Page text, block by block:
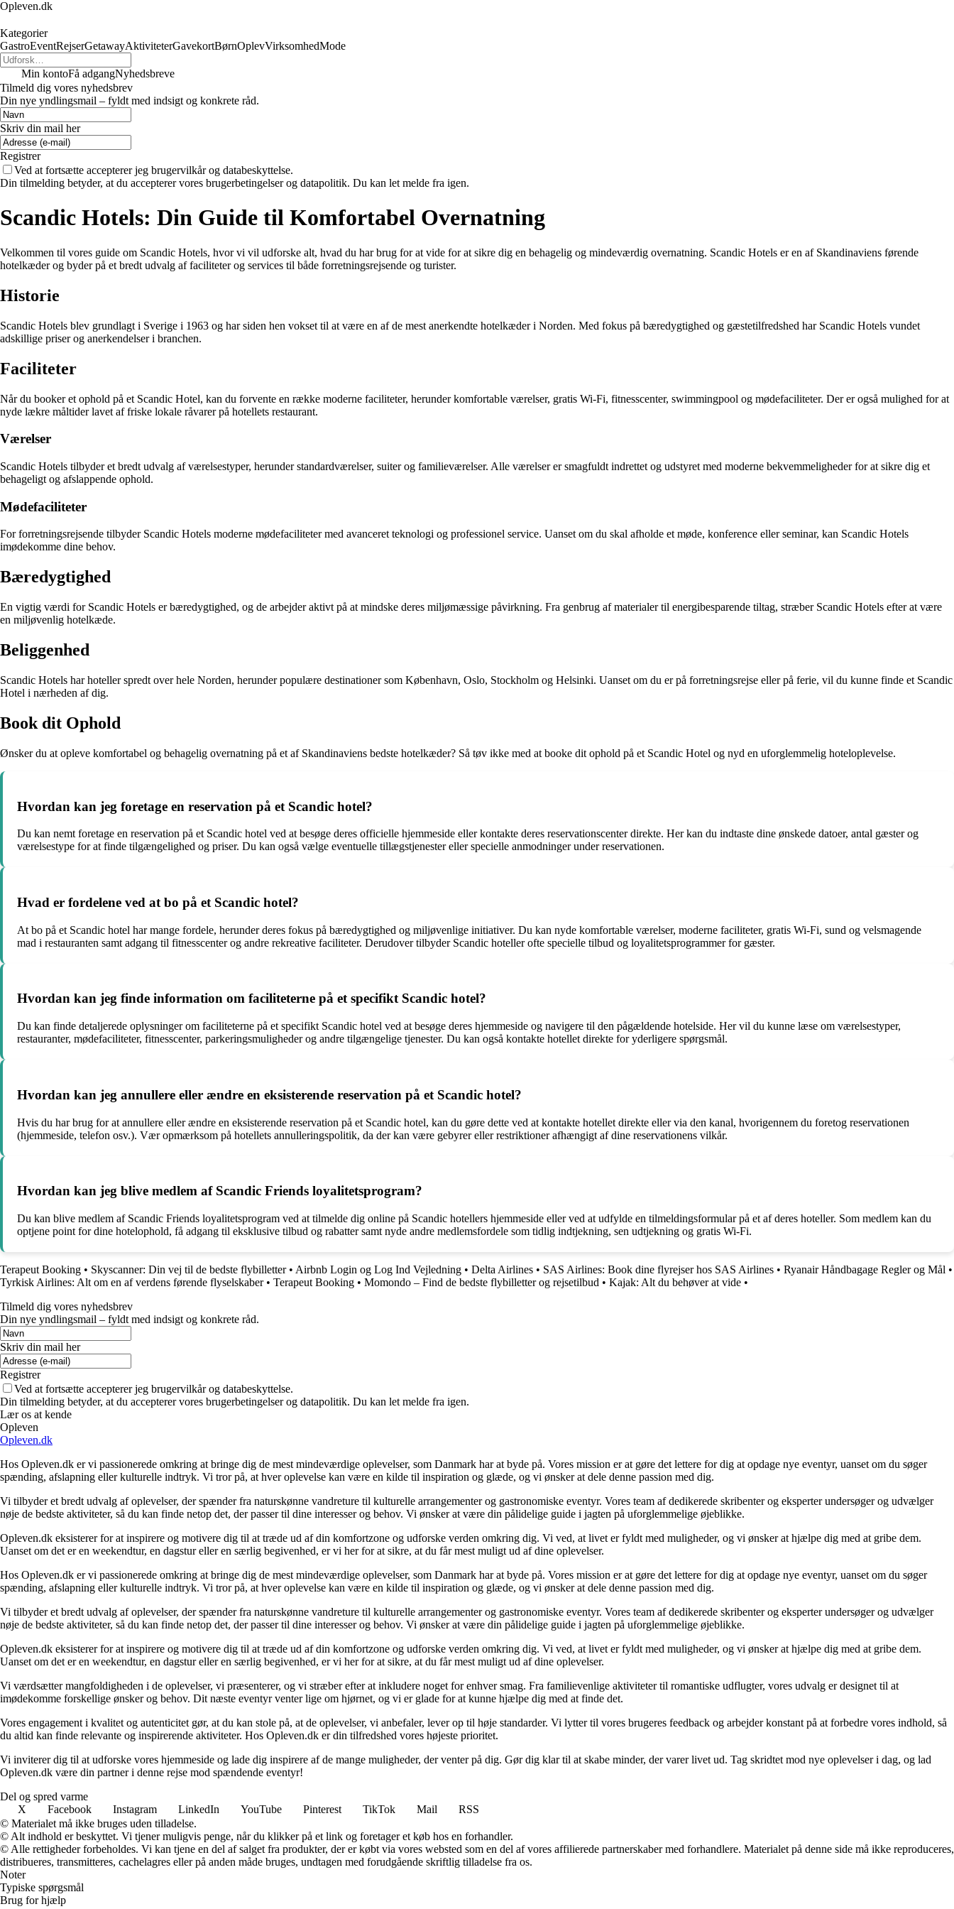
Opleven.dk
Kategorier
GastroEventRejserGetawayAktiviteterGavekortBørnOplevVirksomhedMode
Min kontoFå adgangNyhedsbreve
Tilmeld dig vores nyhedsbrev
Din nye yndlingsmail – fyldt med indsigt og konkrete råd.
Skriv din mail her
Registrer
Ved at fortsætte accepterer jeg brugervilkår og databeskyttelse.
Din tilmelding betyder, at du accepterer vores brugerbetingelser og datapolitik. Du kan let melde fra igen.
Scandic Hotels: Din Guide til Komfortabel Overnatning
Velkommen til vores guide om Scandic Hotels, hvor vi vil udforske alt, hvad du har brug for at vide for at sikre dig en behagelig og mindeværdig overnatning. Scandic Hotels er en af Skandinaviens førende
hotelkæder og byder på et bredt udvalg af faciliteter og services til både forretningsrejsende og turister.
Historie
Scandic Hotels blev grundlagt i Sverige i 1963 og har siden hen vokset til at være en af de mest anerkendte hotelkæder i Norden. Med fokus på bæredygtighed og gæstetilfredshed har Scandic Hotels vundet
adskillige priser og anerkendelser i branchen.
Faciliteter
Når du booker et ophold på et Scandic Hotel, kan du forvente en række moderne faciliteter, herunder komfortable værelser, gratis Wi-Fi, fitnesscenter, swimmingpool og mødefaciliteter. Der er også mulighed for at
nyde lækre måltider lavet af friske lokale råvarer på hotellets restaurant.
Værelser
Scandic Hotels tilbyder et bredt udvalg af værelsestyper, herunder standardværelser, suiter og familieværelser. Alle værelser er smagfuldt indrettet og udstyret med moderne bekvemmeligheder for at sikre dig et
behageligt og afslappende ophold.
Mødefaciliteter
For forretningsrejsende tilbyder Scandic Hotels moderne mødefaciliteter med avanceret teknologi og professionel service. Uanset om du skal afholde et møde, konference eller seminar, kan Scandic Hotels
imødekomme dine behov.
Bæredygtighed
En vigtig værdi for Scandic Hotels er bæredygtighed, og de arbejder aktivt på at mindske deres miljømæssige påvirkning. Fra genbrug af materialer til energibesparende tiltag, stræber Scandic Hotels efter at være
en miljøvenlig hotelkæde.
Beliggenhed
Scandic Hotels har hoteller spredt over hele Norden, herunder populære destinationer som København, Oslo, Stockholm og Helsinki. Uanset om du er på forretningsrejse eller på ferie, vil du kunne finde et Scandic
Hotel i nærheden af dig.
Book dit Ophold
Ønsker du at opleve komfortabel og behagelig overnatning på et af Skandinaviens bedste hotelkæder? Så tøv ikke med at booke dit ophold på et Scandic Hotel og nyd en uforglemmelig hoteloplevelse.
Hvordan kan jeg foretage en reservation på et Scandic hotel?
Du kan nemt foretage en reservation på et Scandic hotel ved at besøge deres officielle hjemmeside eller kontakte deres reservationscenter direkte. Her kan du indtaste dine ønskede datoer, antal gæster og
værelsestype for at finde tilgængelighed og priser. Du kan også vælge eventuelle tillægstjenester eller specielle anmodninger under reservationen.
Hvad er fordelene ved at bo på et Scandic hotel?
At bo på et Scandic hotel har mange fordele, herunder deres fokus på bæredygtighed og miljøvenlige initiativer. Du kan nyde komfortable værelser, moderne faciliteter, gratis Wi-Fi, sund og velsmagende
mad i restauranten samt adgang til fitnesscenter og andre rekreative faciliteter. Derudover tilbyder Scandic hoteller ofte specielle tilbud og loyalitetsprogrammer for gæster.
Hvordan kan jeg finde information om faciliteterne på et specifikt Scandic hotel?
Du kan finde detaljerede oplysninger om faciliteterne på et specifikt Scandic hotel ved at besøge deres hjemmeside og navigere til den pågældende hotelside. Her vil du kunne læse om værelsestyper,
restauranter, mødefaciliteter, fitnesscenter, parkeringsmuligheder og andre tilgængelige tjenester. Du kan også kontakte hotellet direkte for yderligere spørgsmål.
Hvordan kan jeg annullere eller ændre en eksisterende reservation på et Scandic hotel?
Hvis du har brug for at annullere eller ændre en eksisterende reservation på et Scandic hotel, kan du gøre dette ved at kontakte hotellet direkte eller via den kanal, hvorigennem du foretog reservationen
(hjemmeside, telefon osv.). Vær opmærksom på hotellets annulleringspolitik, da der kan være gebyrer eller restriktioner afhængigt af dine reservationens vilkår.
Hvordan kan jeg blive medlem af Scandic Friends loyalitetsprogram?
Du kan blive medlem af Scandic Friends loyalitetsprogram ved at tilmelde dig online på Scandic hotellers hjemmeside eller ved at udfylde en tilmeldingsformular på et af deres hoteller. Som medlem kan du
optjene point for dine hotelophold, få adgang til eksklusive tilbud og rabatter samt nyde andre medlemsfordele som tidlig indtjekning, sen udtjekning og gratis Wi-Fi.
Terapeut Booking • Skyscanner: Din vej til de bedste flybilletter• Airbnb Login og Log Ind Vejledning • Delta Airlines • SAS Airlines: Book dine flyrejser hos SAS Airlines • Ryanair Håndbagage Regler og Mål •
Tyrkisk Airlines: Alt om en af verdens førende flyselskaber• Terapeut Booking • Momondo – Find de bedste flybilletter og rejsetilbud • Kajak: Alt du behøver at vide •
Tilmeld dig vores nyhedsbrev
Din nye yndlingsmail – fyldt med indsigt og konkrete råd.
Skriv din mail her
Registrer
Ved at fortsætte accepterer jeg brugervilkår og databeskyttelse.
Din tilmelding betyder, at du accepterer vores brugerbetingelser og datapolitik. Du kan let melde fra igen.
Lær os at kende
Opleven
Opleven.dk
Hos Opleven.dk er vi passionerede omkring at bringe dig de mest mindeværdige oplevelser, som Danmark har at byde på. Vores mission er at gøre det lettere for dig at opdage nye eventyr, uanset om du søger
spænding, afslapning eller kulturelle indtryk. Vi tror på, at hver oplevelse kan være en kilde til inspiration og glæde, og vi ønsker at dele denne passion med dig.
Vi tilbyder et bredt udvalg af oplevelser, der spænder fra naturskønne vandreture til kulturelle arrangementer og gastronomiske eventyr. Vores team af dedikerede skribenter og eksperter undersøger og udvælger
nøje de bedste aktiviteter, så du kan finde netop det, der passer til dine interesser og behov. Vi ønsker at være din pålidelige guide i jagten på uforglemmelige øjeblikke.
Opleven.dk eksisterer for at inspirere og motivere dig til at træde ud af din komfortzone og udforske verden omkring dig. Vi ved, at livet er fyldt med muligheder, og vi ønsker at hjælpe dig med at gribe dem.
Uanset om det er en weekendtur, en dagstur eller en særlig begivenhed, er vi her for at sikre, at du får mest muligt ud af dine oplevelser.
Hos Opleven.dk er vi passionerede omkring at bringe dig de mest mindeværdige oplevelser, som Danmark har at byde på. Vores mission er at gøre det lettere for dig at opdage nye eventyr, uanset om du søger
spænding, afslapning eller kulturelle indtryk. Vi tror på, at hver oplevelse kan være en kilde til inspiration og glæde, og vi ønsker at dele denne passion med dig.
Vi tilbyder et bredt udvalg af oplevelser, der spænder fra naturskønne vandreture til kulturelle arrangementer og gastronomiske eventyr. Vores team af dedikerede skribenter og eksperter undersøger og udvælger
nøje de bedste aktiviteter, så du kan finde netop det, der passer til dine interesser og behov. Vi ønsker at være din pålidelige guide i jagten på uforglemmelige øjeblikke.
Opleven.dk eksisterer for at inspirere og motivere dig til at træde ud af din komfortzone og udforske verden omkring dig. Vi ved, at livet er fyldt med muligheder, og vi ønsker at hjælpe dig med at gribe dem.
Uanset om det er en weekendtur, en dagstur eller en særlig begivenhed, er vi her for at sikre, at du får mest muligt ud af dine oplevelser.
Vi værdsætter mangfoldigheden i de oplevelser, vi præsenterer, og vi stræber efter at inkludere noget for enhver smag. Fra familievenlige aktiviteter til romantiske udflugter, vores udvalg er designet til at
imødekomme forskellige ønsker og behov. Dit næste eventyr venter lige om hjørnet, og vi er glade for at kunne hjælpe dig med at finde det.
Vores engagement i kvalitet og autenticitet gør, at du kan stole på, at de oplevelser, vi anbefaler, lever op til høje standarder. Vi lytter til vores brugeres feedback og arbejder konstant på at forbedre vores indhold, så
du altid kan finde relevante og inspirerende aktiviteter. Hos Opleven.dk er din tilfredshed vores højeste prioritet.
Vi inviterer dig til at udforske vores hjemmeside og lade dig inspirere af de mange muligheder, der venter på dig. Gør dig klar til at skabe minder, der varer livet ud. Tag skridtet mod nye oplevelser i dag, og lad
Opleven.dk være din partner i denne rejse mod spændende eventyr!
Del og spred varme
X
Facebook Instagram LinkedIn YouTube Pinterest TikTok Mail
RSS
© Materialet må ikke bruges uden tilladelse.
© Alt indhold er beskyttet. Vi tjener muligvis penge, når du klikker på et link og foretager et køb hos en forhandler.
© Alle rettigheder forbeholdes. Vi kan tjene en del af salget fra produkter, der er købt via vores websted som en del af vores affilierede partnerskaber med forhandlere. Materialet på denne side må ikke reproduceres,
distribueres, transmitteres, cachelagres eller på anden måde bruges, undtagen med forudgående skriftlig tilladelse fra os.
Noter
Typiske spørgsmål
Brug for hjælp